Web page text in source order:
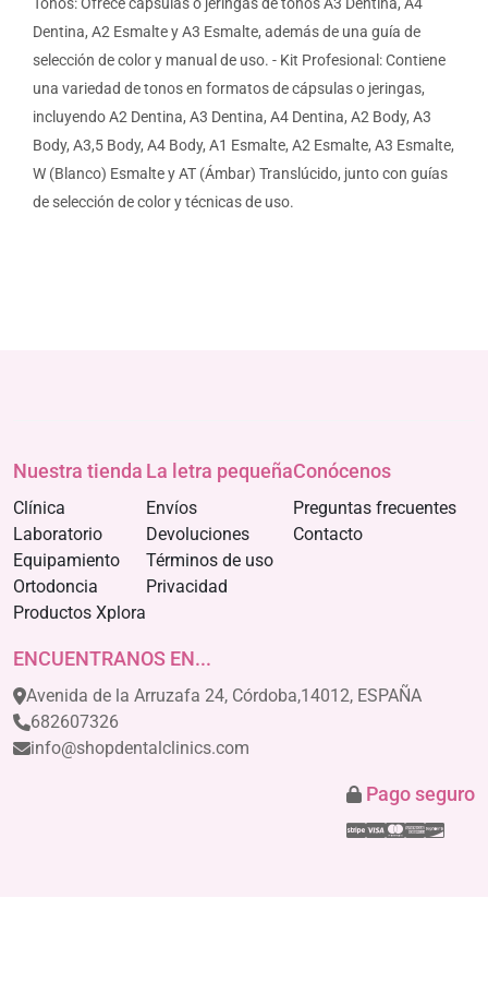
Tonos: Ofrece cápsulas o jeringas de tonos A3 Dentina, A4
Dentina, A2 Esmalte y A3 Esmalte, además de una guía de
selección de color y manual de uso. - Kit Profesional: Contiene
una variedad de tonos en formatos de cápsulas o jeringas,
incluyendo A2 Dentina, A3 Dentina, A4 Dentina, A2 Body, A3
Body, A3,5 Body, A4 Body, A1 Esmalte, A2 Esmalte, A3 Esmalte,
W (Blanco) Esmalte y AT (Ámbar) Translúcido, junto con guías
de selección de color y técnicas de uso.
Nuestra tienda
Clínica
Laboratorio
Equipamiento
Ortodoncia
Productos Xplora
La letra pequeña
Envíos
Devoluciones
Términos de uso
Privacidad
Conócenos
Preguntas frecuentes
Contacto
ENCUENTRANOS EN...
Avenida de la Arruzafa 24, Córdoba,14012, ESPAÑA
682607326
info@shopdentalclinics.com
Pago seguro
Stripe
Visa